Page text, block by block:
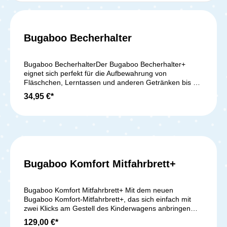
Bugaboo Becherhalter
Bugaboo BecherhalterDer Bugaboo Becherhalter+
eignet sich perfekt für die Aufbewahrung von
Fläschchen, Lerntassen und anderen Getränken bis zu
einer Menge von 500 ml. Er lässt sich am Schiebebügel
anbringen und bietet jederzeit einen einfachen Zugriff
passend für alle Bugaboo Kinderwagen Modelle
34,95 €*
Bugaboo Komfort Mitfahrbrett+
Bugaboo Komfort Mitfahrbrett+ Mit dem neuen
Bugaboo Komfort-Mitfahrbrett+, das sich einfach mit
zwei Klicks am Gestell des Kinderwagens anbringen
lässt, erleben Kinder und Eltern eine komfortable Fahrt.
129,00 €*